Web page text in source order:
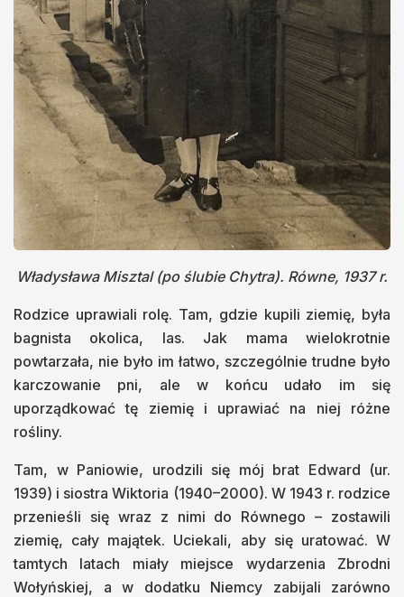
Władysława Misztal (po ślubie Chytra). Równe, 1937 r.
Rodzice uprawiali rolę. Tam, gdzie kupili ziemię, była
bagnista okolica, las. Jak mama wielokrotnie
powtarzała, nie było im łatwo, szczególnie trudne było
karczowanie pni, ale w końcu udało im się
uporządkować tę ziemię i uprawiać na niej różne
rośliny.
Tam, w Paniowie, urodzili się mój brat Edward (ur.
1939) i siostra Wiktoria (1940–2000). W 1943 r. rodzice
przenieśli się wraz z nimi do Równego – zostawili
ziemię, cały majątek. Uciekali, aby się uratować. W
tamtych latach miały miejsce wydarzenia Zbrodni
Wołyńskiej, a w dodatku Niemcy zabijali zarówno